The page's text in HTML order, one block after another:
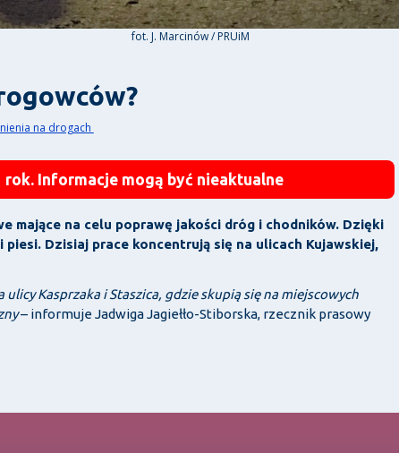
fot. J. Marcinów / PRUiM
na drogach
rok. Informacje mogą być nieaktualne
mające na celu poprawę jakości dróg i chodników. Dzięki
Dzisiaj prace koncentrują się na ulicach Kujawskiej,
Kasprzaka i Staszica, gdzie skupią się na miejscowych
– informuje Jadwiga Jagiełło-Stiborska, rzecznik prasowy